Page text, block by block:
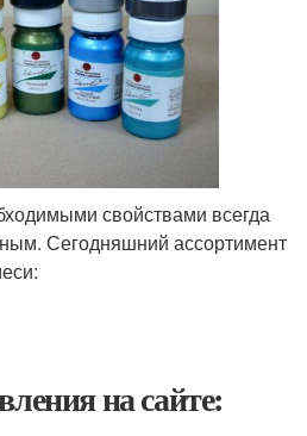
свойствами всегда
Сегодняшний ассортимент
на сайте: